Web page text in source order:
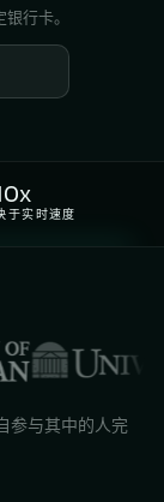
行卡。
于实时速度
参与其中的人完